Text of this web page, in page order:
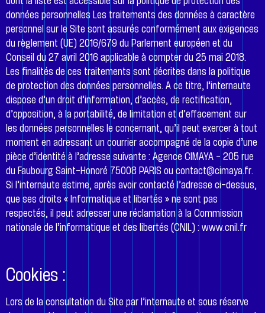
données personnelles Les traitements des données à caractère
personnel sur le Site sont assurés conformément aux exigences
du règlement (UE) 2016/679 du Parlement européen et du
Conseil du 27 avril 2016 applicable à compter du 25 mai 2018.
Les finalités de ces traitements sont décrites dans la politique
de protection des données personnelles. A ce titre, l’internaute
dispose d’un droit d’information, d’accès, de rectification,
d’opposition, à la portabilité, de limitation et d’effacement sur
les données personnelles le concernant, qu’il peut exercer à tout
moment en adressant un courrier accompagné de la copie d’une
pièce d’identité à l’adresse suivante : Agence CIMAYA – 205 rue
du Faubourg Saint-Honoré 75008 PARIS ou contact@cimaya.fr.
Si l’internaute estime, après avoir contacté l’adresse ci-dessus,
que ses droits « Informatique et libertés » ne sont pas
respectés, il peut adresser une réclamation à la Commission
nationale de l’informatique et des libertés (CNIL) : www.cnil.fr
Cookies :
Lors de la consultation du Site par l’internaute et sous réserve